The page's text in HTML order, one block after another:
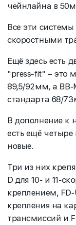
чейнлайна в
Все эти
скоростными
Ещё здесь есть
"press-fit" – это
89,5/92мм, а BB-
стандарта 68/
В дополнение к
есть ещё
новые.
Три из них
D для 10- и 11-
креплением,
крепления на
трансмиссий и